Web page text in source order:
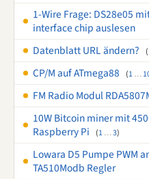
1-Wire Frage: DS28e05
interface chip auslesen
Datenblatt URL ändern? (
CP/M auf ATmega88 (1…
FM Radio Modul
10W Bitcoin miner mit
Raspberry Pi
(1…3)
Lowara D5 Pumpe PWM
TA510Modb Regler